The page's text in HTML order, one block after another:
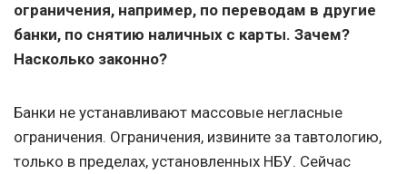
ограничения, например, по переводам в другие
банки, по снятию наличных с карты. Зачем?
Насколько законно?
Банки не устанавливают массовые негласные
ограничения. Ограничения, извините за тавтологию,
только в пределах, установленных НБУ. Сейчас